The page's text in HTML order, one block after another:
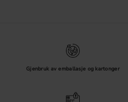
skruelengden før du monterer.
når du bytter knotter, slik at
Gjenbruk av emballasje og kartonger